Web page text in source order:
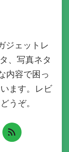
ジェットレ
、写真ネタ
内容で困っ
ます。レビ
うぞ。